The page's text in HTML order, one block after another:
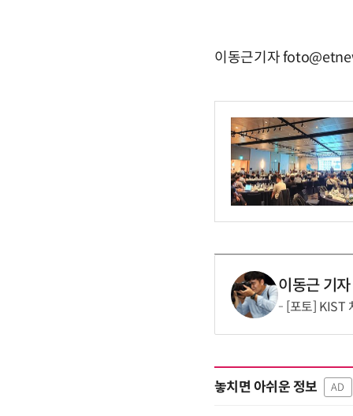
이동근기자
이동근 기자
[포토] KIST
놓치면 아쉬운 정보 AD